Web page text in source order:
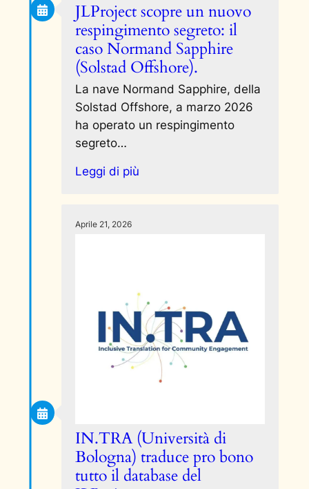
JLProject scopre un nuovo
respingimento segreto: il
caso Normand Sapphire
(Solstad Offshore).
La nave Normand Sapphire, della
Solstad Offshore, a marzo 2026
ha operato un respingimento
segreto…
Leggi di più
Aprile 21, 2026
IN.TRA (Università di
Bologna) traduce pro bono
tutto il database del